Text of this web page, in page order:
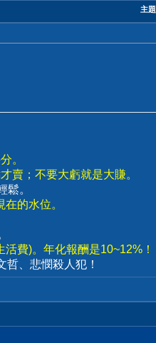
主題
。
賣；不要大虧就是大賺。
。
的水位。
費)。年化報酬是10~12%！
、悲憫殺人犯！